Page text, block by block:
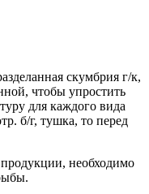
скумбрия г/к,
чтобы упростить
для каждого вида
б/г, тушка, то перед
необходимо